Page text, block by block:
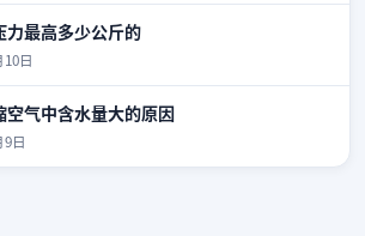
力最高多少公斤的
日
空气中含水量大的原因
日